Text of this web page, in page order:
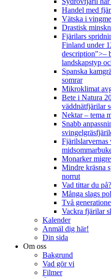
Handel med
Vätska i
Drastisk
Fjärilars
Finland under
description">–
landskapstyp
Spanska
somrar
Mikroklimat
Bete i Natura
väddnätfjärilar
Nektar – tema
Snabb
Fjärilslarvernas
Monarker
Mindre kräsna
norrut
Vad tittar du på?
Många slags
Två
Vackra fjärilar
Kalender
Anmäl dig här!
Din sida
Om oss
Bakgrund
Vad gör vi
Filmer